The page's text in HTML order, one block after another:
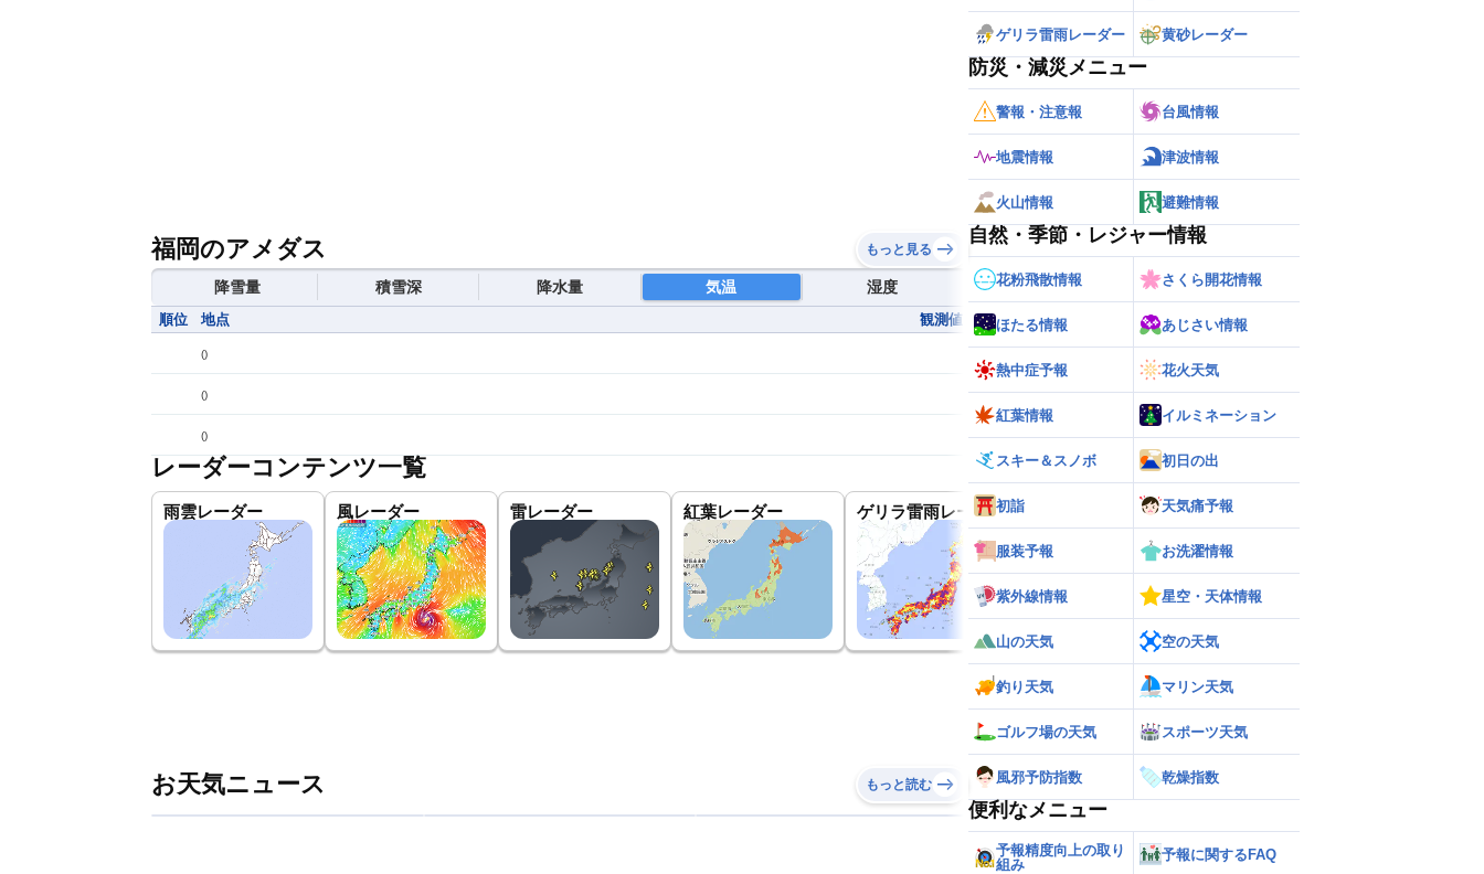
福岡のアメダス もっと見る
降雪量 積雪深 降水量 気温 湿度
順位 地点 観測値
()
()
()
レーダーコンテンツ一覧
雨雲レーダー 風レーダー 雷レーダー 紅葉レーダー ゲリラ雷雨レーダー 世界の雨雲レーダー
お天気ニュース もっと読む
ゲリラ雷雨レーダー 黄砂レーダー
防災・減災メニュー
警報・注意報 台風情報
地震情報 津波情報
火山情報 避難情報
自然・季節・レジャー情報
花粉飛散情報 さくら開花情報
ほたる情報 あじさい情報
熱中症予報 花火天気
紅葉情報 イルミネーション
スキー＆スノボ 初日の出
初詣 天気痛予報
服装予報 お洗濯情報
紫外線情報 星空・天体情報
山の天気 空の天気
釣り天気 マリン天気
ゴルフ場の天気 スポーツ天気
風邪予防指数 乾燥指数
便利なメニュー
予報精度向上の取り
組み
予報に関するFAQ